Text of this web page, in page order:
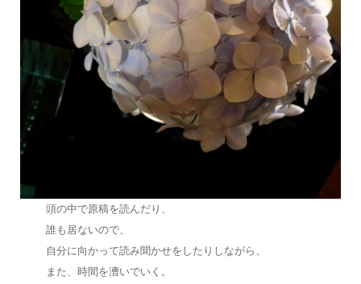
頭の中で原稿を読んだり、
誰も居ないので、
自分に向かって読み聞かせをしたりしながら、
また、時間を漕いでいく。